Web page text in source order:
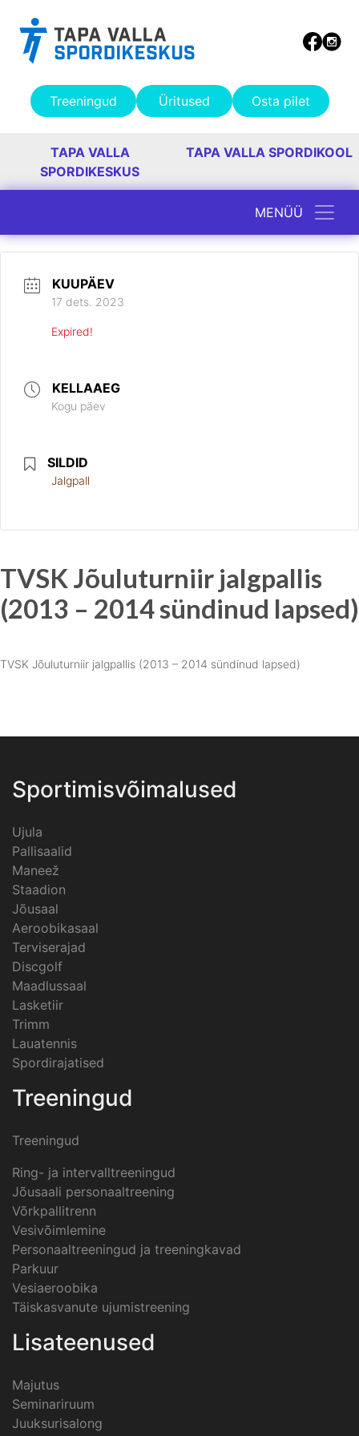
Treeningud Üritused Osta pilet
TAPA VALLA
SPORDIKESKUS
TAPA VALLA SPORDIKOOL
Peamine navigatsioon
MENÜÜ
KUUPÄEV
17 dets. 2023
Expired!
KELLAAEG
Kogu päev
SILDID
Jalgpall
TVSK Jõuluturniir jalgpallis
(2013 – 2014 sündinud lapsed)
TVSK Jõuluturniir jalgpallis (2013 – 2014 sündinud lapsed)
Sportimisvõimalused
Ujula
Pallisaalid
Maneež
Staadion
Jõusaal
Aeroobikasaal
Terviserajad
Discgolf
Maadlussaal
Lasketiir
Trimm
Lauatennis
Spordirajatised
Treeningud
Treeningud
Ring- ja intervalltreeningud
Jõusaali personaaltreening
Võrkpallitrenn
Vesivõimlemine
Personaaltreeningud ja treeningkavad
Parkuur
Vesiaeroobika
Täiskasvanute ujumistreening
Lisateenused
Majutus
Seminariruum
Juuksurisalong